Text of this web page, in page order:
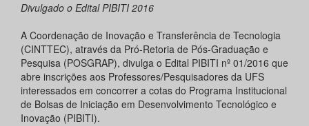
Divulgado o Edital PIBITI 2016
A Coordenação de Inovação e Transferência de Tecnologia
(CINTTEC), através da Pró-Retoria de Pós-Graduação e
Pesquisa (POSGRAP), divulga o Edital PIBITI nº 01/2016 que
abre inscrições aos Professores/Pesquisadores da UFS
interessados em concorrer a cotas do Programa Institucional
de Bolsas de Iniciação em Desenvolvimento Tecnológico e
Inovação (PIBITI).